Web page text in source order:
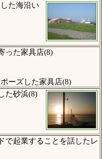
た海沿い
った家具店(8)
ーズした家具店(8)
た砂浜(8)
で起業することを話したレ